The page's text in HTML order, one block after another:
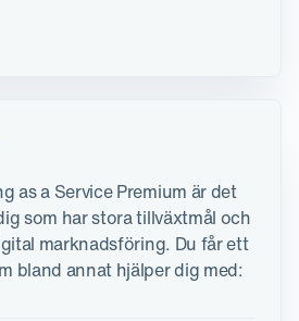
as a Service Premium är det
som har stora tillväxtmål och
marknadsföring. Du får ett
bland annat hjälper dig med: